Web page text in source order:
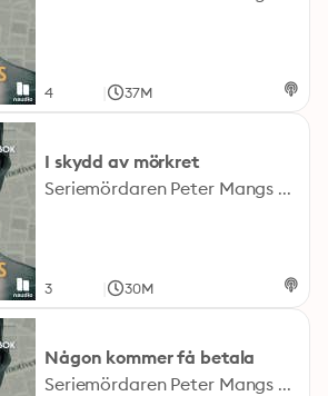
4 37M
I skydd av mörkret
Seriemördaren Peter Mangs håller 2010 Malmö som gisslan med sina skott. På nätterna smyger han runt och skjuter mot människor som han stämplar som invandrare – till synes slumpvis utvalda. Befolkningen fylls av en växande skräck när polisen famlade i mörkret efter den skyldige. Samtidigt fylls nyheterna av nya dåd och teorier om "en ny laserman". Men faktum är att han redan sju år tidigare begick sitt första kända mord. "Serieskytten Peter Mangs är baserad på Joakim Palmkvists bok “Äventyr i Svenssonland”. Dokumentären innehåller beskrivningar av mord, våld och grov rasism. Medverkande: Joakim Palmkvist, journalist och författare till boken “Äventyr i Svenssonland” Programledare och producent: Anton Vretander Manusbearbetning: Tobias Norström Ljudtekniker: Jonas Sjöberg Producerad av Fisk i Keps
3 30M
Någon kommer få betala
Seriemördaren Peter Mangs håller 2010 Malmö som gisslan med sina skott. På nätterna smyger han runt och skjuter mot människor som han stämplar som invandrare – till synes slumpvis utvalda. Befolkningen fylls av en växande skräck när polisen famlade i mörkret efter den skyldige. Samtidigt fylls nyheterna av nya dåd och teorier om "en ny laserman". Men faktum är att han redan sju år tidigare begick sitt första kända mord. "Serieskytten Peter Mangs" är baserad på Joakim Palmkvists bok “Äventyr i Svenssonland”. Dokumentären innehåller beskrivningar av mord, våld och grov rasism. Medverkande: Joakim Palmkvist, journalist och författare till boken “Äventyr i Svenssonland” Programledare och producent: Anton Vretander Manusbearbetning: Tobias Norström Ljudtekniker: Jonas Sjöberg Producerad av Fisk i Keps